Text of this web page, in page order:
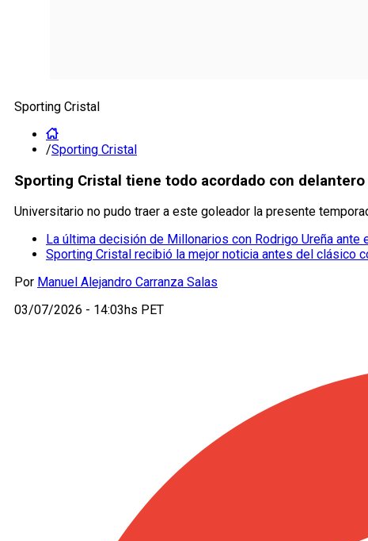
Sporting Cristal
/Sporting Cristal
Sporting Cristal tiene todo acordado con
Universitario no pudo traer a este goleador la presente
La última decisión de Millonarios con Rodrigo Ureña ante
Sporting Cristal recibió la mejor noticia antes del clásico
Por Manuel Alejandro Carranza Salas
03/07/2026 - 14:03hs PET